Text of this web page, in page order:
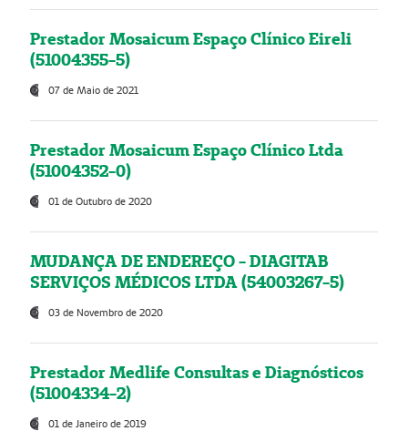
Prestador Mosaicum Espaço Clínico Eireli
(51004355-5)
07 de Maio de 2021
Prestador Mosaicum Espaço Clínico Ltda
(51004352-0)
01 de Outubro de 2020
MUDANÇA DE ENDEREÇO - DIAGITAB
SERVIÇOS MÉDICOS LTDA (54003267-5)
03 de Novembro de 2020
Prestador Medlife Consultas e Diagnósticos
(51004334-2)
01 de Janeiro de 2019